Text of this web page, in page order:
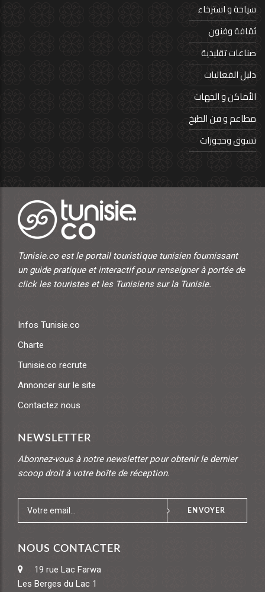
سياحة و استرخاء
ثقافة وفنون
صناعات تقليدية
دليل الفعاليات
الأماكن و الجهات
مطاعم و فن الطبخ
تسوق وحجوزات
Tunisie.co est le portail touristique tunisien fournissant
un guide pratique et interactif pour renseigner à portée de
click les touristes et les Tunisiens sur la Tunisie.
Infos Tunisie.co
Charte
Tunisie.co recrute
Annoncer sur le site
Contactez nous
NEWSLETTER
Abonnez-vous à notre newsletter pour obtenir le dernier
scoop droit à votre boîte de réception.
ENVOYER
NOUS CONTACTER
19 rue Lac Farwa
Les Berges du Lac 1